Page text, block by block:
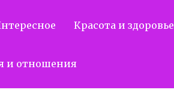
Красота и здоровье
и отношения